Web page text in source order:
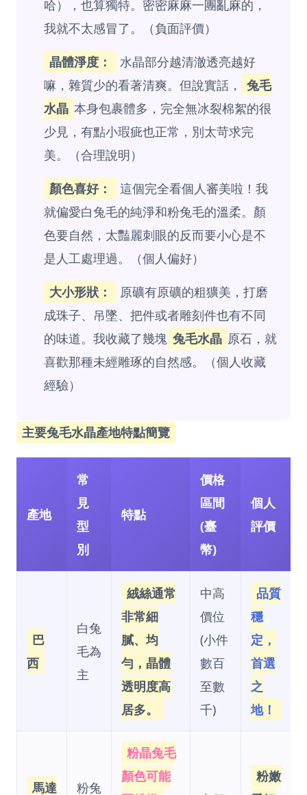
哈），也算獨特。密密麻麻一團亂麻的，
我就不太感冒了。（負面評價）
晶體淨度：
水晶部分越清澈透亮越好
嘛，雜質少的看著清爽。但說實話，
兔毛
水晶 本身包裹體多，完全無冰裂棉絮的很
少見，有點小瑕疵也正常，別太苛求完
美。（合理說明）
顏色喜好：
這個完全看個人審美啦！我
就偏愛白兔毛的純淨和粉兔毛的溫柔。顏
色要自然，太豔麗刺眼的反而要小心是不
是人工處理過。（個人偏好）
大小形狀：
原礦有原礦的粗獷美，打磨
成珠子、吊墜、把件或者雕刻件也有不同
的味道。我收藏了幾塊 兔毛水晶 原石，就
喜歡那種未經雕琢的自然感。（個人收藏
經驗）
主要兔毛水晶產地特點簡覽
產地
常
見
型
別
特點
價格
區間
(臺
幣)
個人
評價
巴
西
白兔
毛為
主
絨絲通常
非常細
膩、均
勻，晶體
透明度高
居多。
中高
價位
(小件
數百
至數
千)
品質
穩
定，
首選
之
地！
馬達
粉兔
粉晶兔毛
顏色可能
粉嫩